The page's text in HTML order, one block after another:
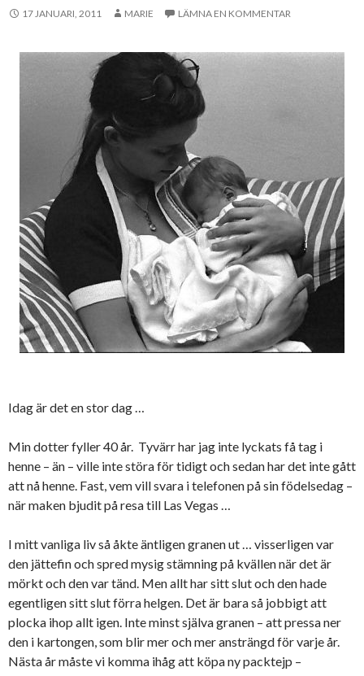
17 JANUARI, 2011 MARIE LÄMNA EN KOMMENTAR
Idag är det en stor dag …
Min dotter fyller 40 år. Tyvärr har jag inte lyckats få tag i
henne – än – ville inte störa för tidigt och sedan har det inte gått
att nå henne. Fast, vem vill svara i telefonen på sin födelsedag –
när maken bjudit på resa till Las Vegas …
I mitt vanliga liv så åkte äntligen granen ut … visserligen var
den jättefin och spred mysig stämning på kvällen när det är
mörkt och den var tänd. Men allt har sitt slut och den hade
egentligen sitt slut förra helgen. Det är bara så jobbigt att
plocka ihop allt igen. Inte minst själva granen – att pressa ner
den i kartongen, som blir mer och mer ansträngd för varje år.
Nästa år måste vi komma ihåg att köpa ny packtejp –